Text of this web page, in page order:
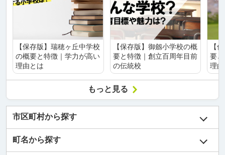
【保存版】瑞穂ヶ丘中学校
の概要と特徴｜学力が高い
理由とは
【保存版】御劔小学校の概
要と特徴｜創立百周年目前
の伝統校
【
要
理
もっと見る
市区町村から探す
町名から探す